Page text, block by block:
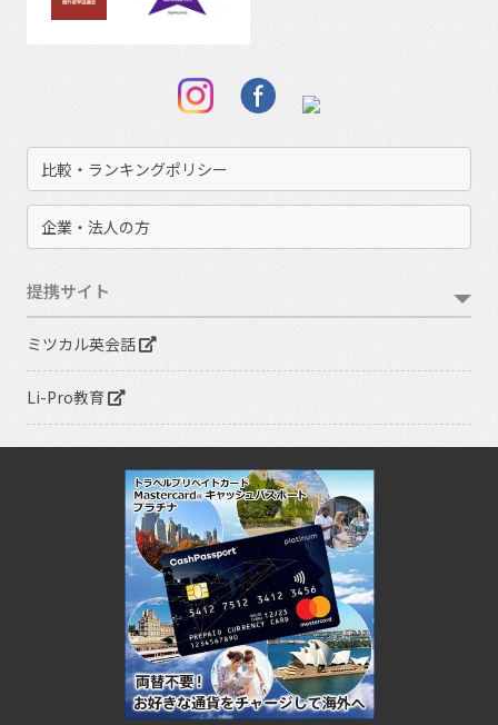
比較・ランキングポリシー
企業・法人の方
提携サイト
ミツカル英会話
Li-Pro教育